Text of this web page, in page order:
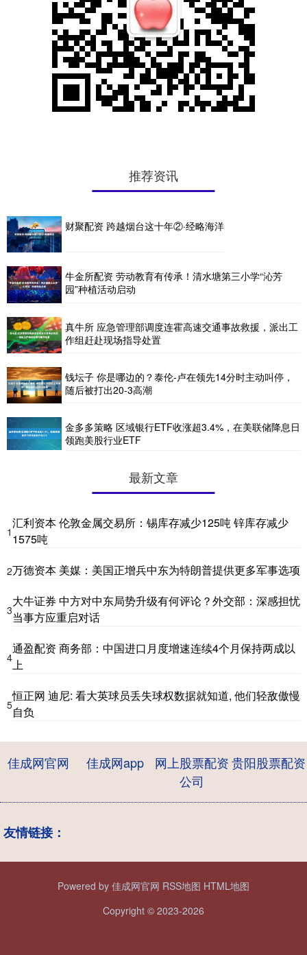
推荐资讯
财聚配资 跨越烟台这十年②·经略海洋
牛金所配资 劳动教育有传承！清水塘第三小学“沁芳
园”种植活动启动
真牛所 应急管理部调度连霍高速交通事故救援，派出工
作组赶赴现场指导处置
钱坛子 你是哪边的？泰伦-卢在领先14分时主动叫停，
随后被打出20-3高潮
金多多策略 区域银行ETF收涨超3.4%，在美联储降息日
领跑美股行业ETF
最新文章
1
汇利资本 伦敦金属交易所：锡库存减少125吨 锌库存减少
1575吨
2万德资本 美媒：美国正增兵中东为特朗普提供更多军事选项
3
大牛证券 中方对中东局势升级有何评论？外交部：深感担忧
当事方应重启对话
4
通盈配资 商务部：中国进口月度增速连续4个月保持两成以
上
5
恒正网 迪尼: 看大英球员丢失球权数据就知道, 他们轻敌傲慢
自负
佳成网官网 佳成网app
网上股票配资
公司
贵阳股票配资
友情链接：
Powered by 佳成网官网 RSS地图 HTML地图
Copyright © 2023-2026